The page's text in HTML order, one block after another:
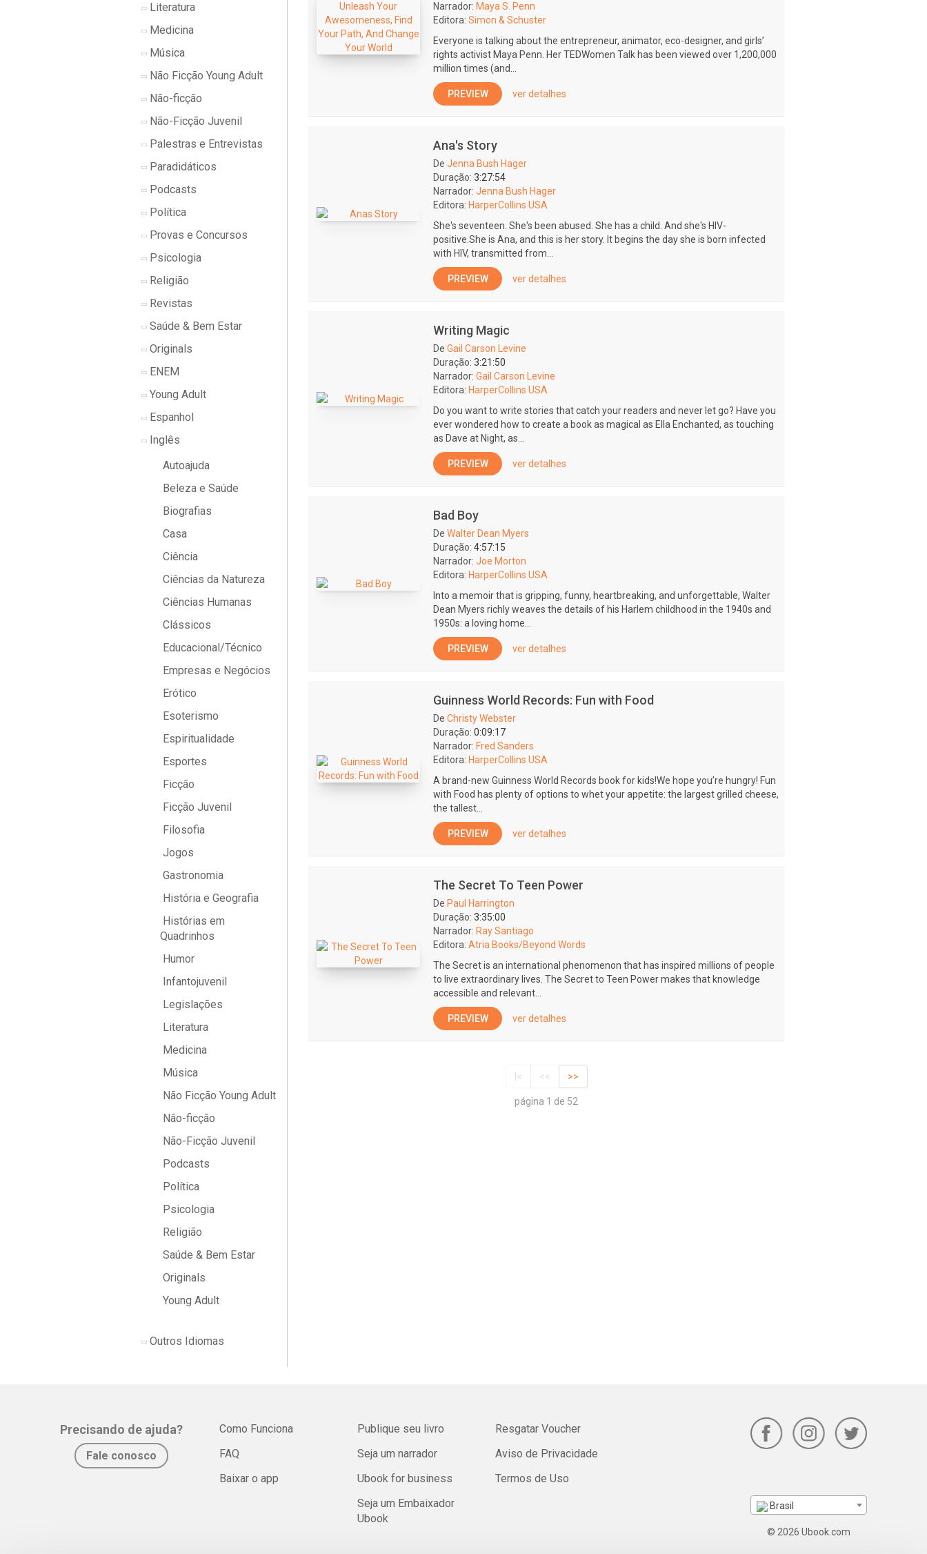
Literatura
Medicina
Música
Não Ficção Young Adult
Não-ficção
Não-Ficção Juvenil
Palestras e Entrevistas
Paradidáticos
Podcasts
Política
Provas e Concursos
Psicologia
Religião
Revistas
Saúde & Bem Estar
Originals
ENEM
Young Adult
Espanhol
Inglês
Autoajuda
Beleza e Saúde
Biografias
Casa
Ciência
Ciências da Natureza
Ciências Humanas
Clássicos
Educacional/Técnico
Empresas e Negócios
Erótico
Esoterismo
Espiritualidade
Esportes
Ficção
Ficção Juvenil
Filosofia
Jogos
Gastronomia
História e Geografia
Histórias em
Quadrinhos
Humor
Infantojuvenil
Legislações
Literatura
Medicina
Música
Não Ficção Young Adult
Não-ficção
Não-Ficção Juvenil
Podcasts
Política
Psicologia
Religião
Saúde & Bem Estar
Originals
Young Adult
Outros Idiomas
Narrador: Maya S. Penn
Editora: Simon & Schuster
Everyone is talking about the entrepreneur, animator, eco-designer, and girls’
rights activist Maya Penn. Her TEDWomen Talk has been viewed over 1,200,000
million times (and...
PREVIEW ver detalhes
Ana's Story
De Jenna Bush Hager
Duração: 3:27:54
Narrador: Jenna Bush Hager
Editora: HarperCollins USA
She's seventeen. She's been abused. She has a child. And she's HIV-
positive.She is Ana, and this is her story. It begins the day she is born infected
with HIV, transmitted from...
PREVIEW ver detalhes
Writing Magic
De Gail Carson Levine
Duração: 3:21:50
Narrador: Gail Carson Levine
Editora: HarperCollins USA
Do you want to write stories that catch your readers and never let go? Have you
ever wondered how to create a book as magical as Ella Enchanted, as touching
as Dave at Night, as...
PREVIEW ver detalhes
Bad Boy
De Walter Dean Myers
Duração: 4:57:15
Narrador: Joe Morton
Editora: HarperCollins USA
Into a memoir that is gripping, funny, heartbreaking, and unforgettable, Walter
Dean Myers richly weaves the details of his Harlem childhood in the 1940s and
1950s: a loving home...
PREVIEW ver detalhes
Guinness World Records: Fun with Food
De Christy Webster
Duração: 0:09:17
Narrador: Fred Sanders
Editora: HarperCollins USA
A brand-new Guinness World Records book for kids!We hope you’re hungry! Fun
with Food has plenty of options to whet your appetite: the largest grilled cheese,
the tallest...
PREVIEW ver detalhes
The Secret To Teen Power
De Paul Harrington
Duração: 3:35:00
Narrador: Ray Santiago
Editora: Atria Books/Beyond Words
The Secret is an international phenomenon that has inspired millions of people
to live extraordinary lives. The Secret to Teen Power makes that knowledge
accessible and relevant...
PREVIEW ver detalhes
|< << >>
página 1 de 52
Precisando de ajuda?
Fale conosco
Como Funciona
FAQ
Baixar o app
Publique seu livro
Seja um narrador
Ubook for business
Seja um Embaixador
Ubook
Resgatar Voucher
Aviso de Privacidade
Termos de Uso
Brasil
© 2026 Ubook.com